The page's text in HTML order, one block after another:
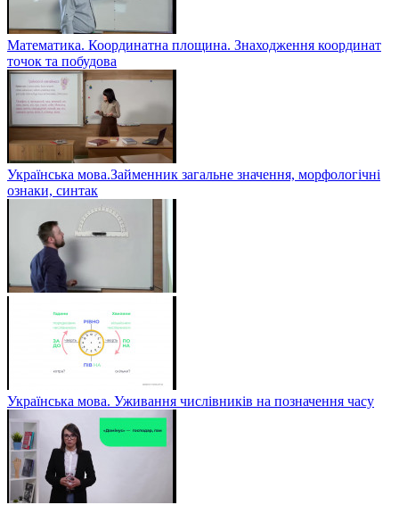
Математика. Координатна площина. Знаходження координат
точок та побудова
Українська мова.Займенник загальне значення, морфологічні
ознаки, синтак
Українська мова. Уживання числівників на позначення часу